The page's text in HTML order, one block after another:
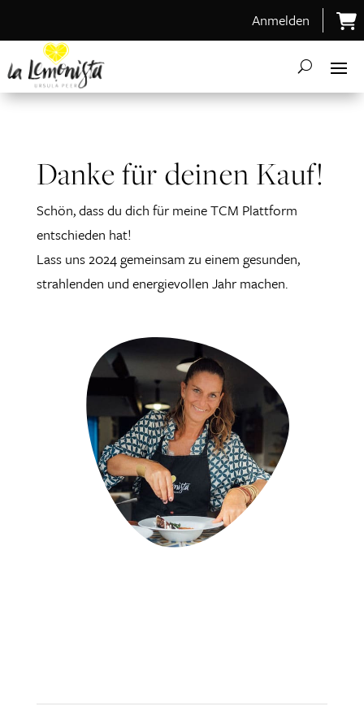
Anmelden
Danke für deinen Kauf!
Schön, dass du dich für meine TCM Plattform
entschieden hat!
Lass uns 2024 gemeinsam zu einem gesunden,
strahlenden und energievollen Jahr machen.